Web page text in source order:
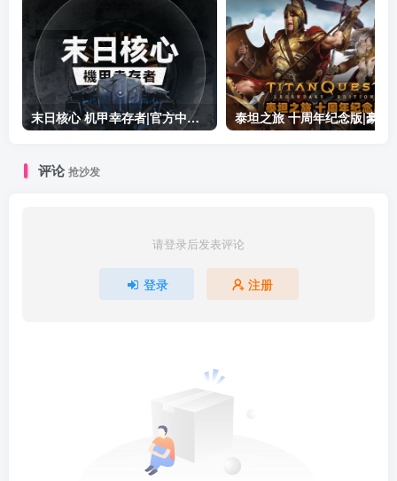
末日核心 机甲幸存者|官方中文|Build.19601158|解压即撸|
评论抢沙发
请登录后发表评论
登录 注册